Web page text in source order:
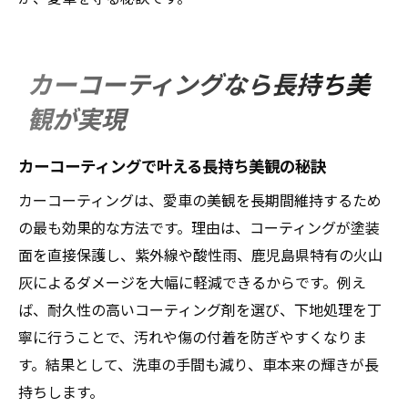
カーコーティングなら長持ち美
観が実現
カーコーティングで叶える長持ち美観の秘訣
カーコーティングは、愛車の美観を長期間維持するため
の最も効果的な方法です。理由は、コーティングが塗装
面を直接保護し、紫外線や酸性雨、鹿児島県特有の火山
灰によるダメージを大幅に軽減できるからです。例え
ば、耐久性の高いコーティング剤を選び、下地処理を丁
寧に行うことで、汚れや傷の付着を防ぎやすくなりま
す。結果として、洗車の手間も減り、車本来の輝きが長
持ちします。